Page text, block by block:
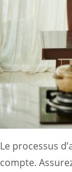
Le processus
compte.